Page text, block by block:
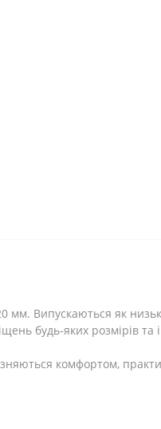
мм. Випускаються як
будь-яких розмірів та
комфортом,